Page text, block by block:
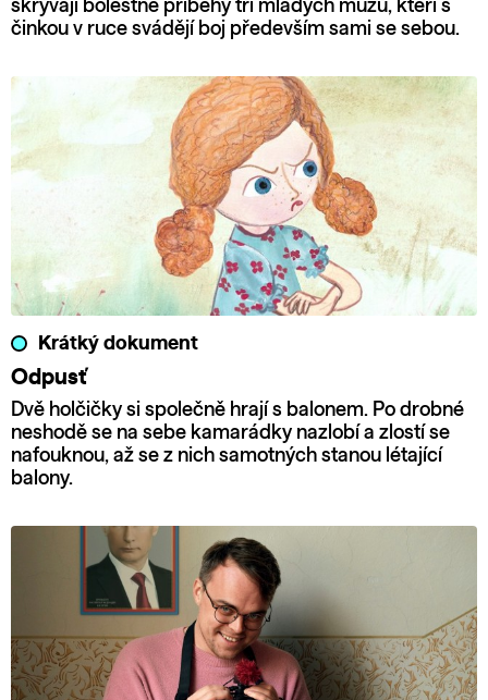
skrývají bolestné příběhy tří mladých mužů, kteří s
činkou v ruce svádějí boj především sami se sebou.
Krátký dokument
Odpusť
Dvě holčičky si společně hrají s balonem. Po drobné
neshodě se na sebe kamarádky nazlobí a zlostí se
nafouknou, až se z nich samotných stanou létající
balony.